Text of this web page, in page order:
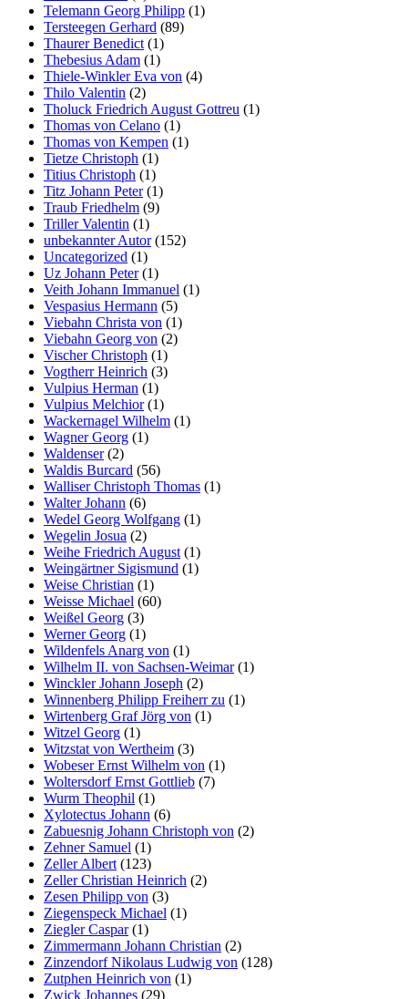
Telemann Georg Philipp (1)
Tersteegen Gerhard (89)
Thaurer Benedict(1)
Thebesius Adam (1)
Thiele-Winkler Eva von (4)
Thilo Valentin (2)
Tholuck Friedrich August Gottreu (1)
Thomas von Celano (1)
Thomas von Kempen (1)
Tietze Christoph (1)
Titius Christoph (1)
Titz Johann Peter(1)
Traub Friedhelm (9)
Triller Valentin (1)
unbekannter Autor(152)
Uncategorized (1)
Uz Johann Peter(1)
Veith Johann Immanuel (1)
Vespasius Hermann (5)
Viebahn Christa von (1)
Viebahn Georg von (2)
Vischer Christoph (1)
Vogtherr Heinrich (3)
Vulpius Herman (1)
Vulpius Melchior(1)
Wackernagel Wilhelm (1)
Wagner Georg (1)
Waldenser(2)
Waldis Burcard (56)
Walliser Christoph Thomas (1)
Walter Johann (6)
Wedel Georg Wolfgang (1)
Wegelin Josua (2)
Weihe Friedrich August(1)
Weingärtner Sigismund (1)
Weise Christian (1)
Weisse Michael (60)
Weißel Georg (3)
Werner Georg (1)
Wildenfels Anarg von (1)
Wilhelm II. von Sachsen-Weimar(1)
Winckler Johann Joseph (2)
Winnenberg Philipp Freiherr zu (1)
Wirtenberg Graf Jörg von (1)
Witzel Georg (1)
Witzstat von Wertheim (3)
Wobeser Ernst Wilhelm von (1)
Woltersdorf Ernst Gottlieb (7)
Wurm Theophil (1)
Xylotectus Johann (6)
Zabuesnig Johann Christoph von (2)
Zehner Samuel (1)
Zeller Albert(123)
Zeller Christian Heinrich (2)
Zesen Philipp von (3)
Ziegenspeck Michael (1)
Ziegler Caspar(1)
Zimmermann Johann Christian (2)
Zinzendorf Nikolaus Ludwig von (128)
Zutphen Heinrich von (1)
Zwick Johannes (29)